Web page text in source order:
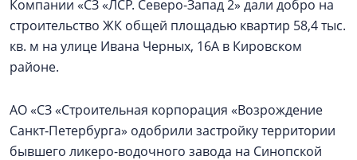
Компании «СЗ «ЛСР. Северо-Запад 2» дали добро на
строительство ЖК общей площадью квартир 58,4 тыс.
кв. м на улице Ивана Черных, 16А в Кировском
районе.
АО «СЗ «Строительная корпорация «Возрождение
Санкт‑Петербурга» одобрили застройку территории
бывшего ликеро-водочного завода на Синопской